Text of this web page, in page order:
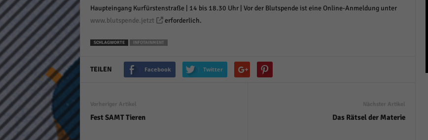
Haupteingang Kurfürstenstraße | 14 bis 18.30 Uhr | Vor der Blutspende ist eine Online-Anmeldung unter
www.blutspende.jetzt
erforderlich.
SCHLAGWORTE INFOTAINMENT
TEILEN Facebook Twitter
Vorheriger Artikel
Fest SAMT Tieren
Nächster Artikel
Das Rätsel der Materie
powered by Borlabs Cookie Datenschutzerklärung